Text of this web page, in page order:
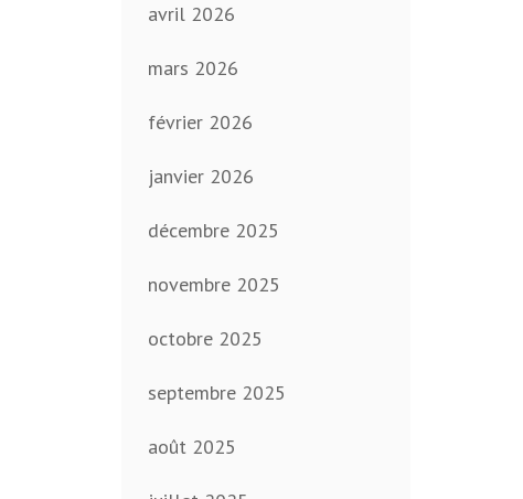
avril 2026
mars 2026
février 2026
janvier 2026
décembre 2025
novembre 2025
octobre 2025
septembre 2025
août 2025